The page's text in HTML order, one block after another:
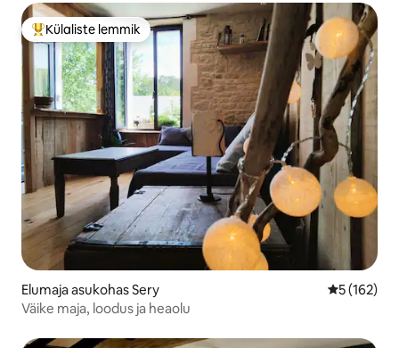
Külaliste suur lemmik
Külaliste lemmik
Elumaja asukohas Sery Keskmine
5 (162)
Väike maja, loodus ja heaolu